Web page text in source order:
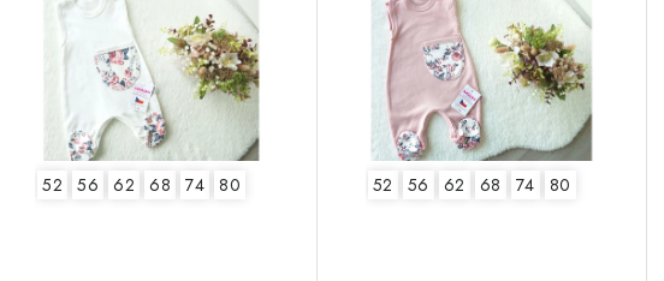
52 56 62 68 74 80 52 56 62 68 74 80